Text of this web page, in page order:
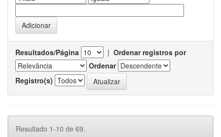
Resultados/Página | Ordenar registros por
Ordenar
Registro(s)
Resultado 1-10 de 69.